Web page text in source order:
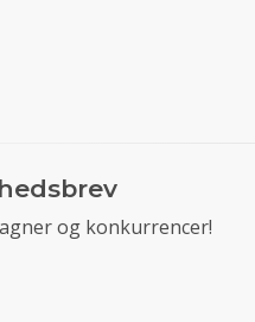
og konkurrencer!